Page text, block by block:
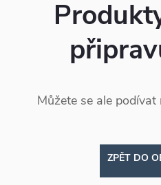
Můžete se ale
ZPĚT DO